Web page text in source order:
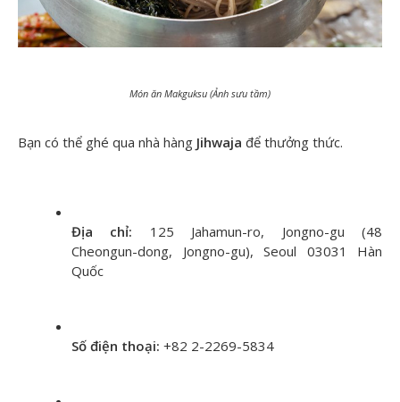
Món ăn Makguksu (Ảnh sưu tầm)
Bạn có thể ghé qua nhà hàng Jihwaja để thưởng thức.
Địa chỉ:
125 Jahamun-ro, Jongno-gu (48
Cheongun-dong, Jongno-gu), Seoul 03031 Hàn
Quốc
Số điện thoại: +82 2-2269-5834